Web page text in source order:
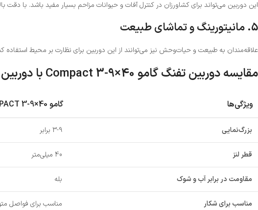
این دوربین می‌تواند برای کشاورزان در کنترل آفات و حیوانات مزاحم بسیار مفید باشد. با
5. مانیتورینگ و تماشای طبیعت
علاقه‌مندان به طبیعت و حیات‌وحش نیز می‌توانند از این دوربین برای نظارت بر محیط
مقایسه دوربین تفنگ گامو Compact 3-9×40 با دوربین تفنگ لیپرز L2-6×32
ویژگی‌ها گامو COMPACT 3-9×40
بزرگ‌نمایی 3-9 برابر
قطر لنز 40 میلی‌متر
مقاومت در برابر آب و شوک بله
مناسب برای شکار مناسب برای فواصل